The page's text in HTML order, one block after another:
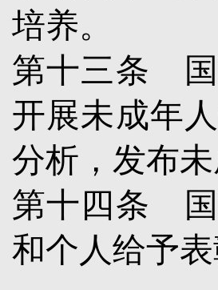
培养。
第十三条 国
开展未成年
分析，发布
第十四条 国
和个人给予